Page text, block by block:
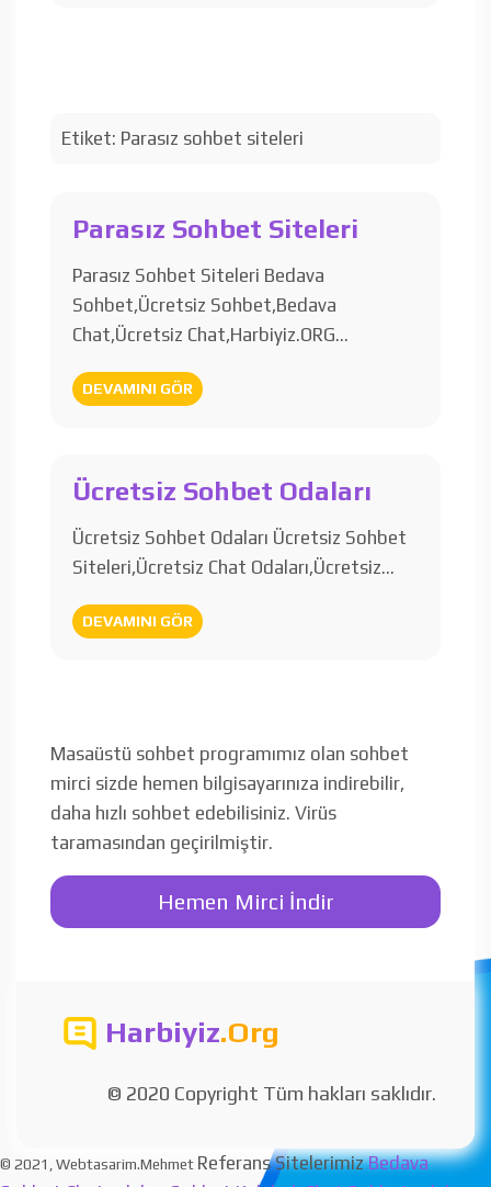
Etiket: Parasız sohbet siteleri
Parasız Sohbet Siteleri
Parasız Sohbet Siteleri Bedava
Sohbet,Ücretsiz Sohbet,Bedava
Chat,Ücretsiz Chat,Harbiyiz.ORG…
DEVAMINI GÖR
Ücretsiz Sohbet Odaları
Ücretsiz Sohbet Odaları Ücretsiz Sohbet
Siteleri,Ücretsiz Chat Odaları,Ücretsiz…
DEVAMINI GÖR
Masaüstü sohbet programımız olan sohbet
mirci sizde hemen bilgisayarınıza indirebilir,
daha hızlı sohbet edebilisiniz. Virüs
taramasından geçirilmiştir.
Hemen Mirci İndir
Harbiyiz.Org
© 2020 Copyright Tüm hakları saklıdır.
© 2021, Webtasarim.Mehmet Referans SitelerimizBedava